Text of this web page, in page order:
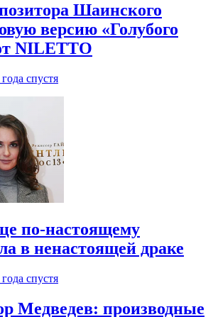
Шаинского
версию «Голубого
NILETTO
года спустя
по-настоящему
в ненастоящей драке
года спустя
Медведев: производные